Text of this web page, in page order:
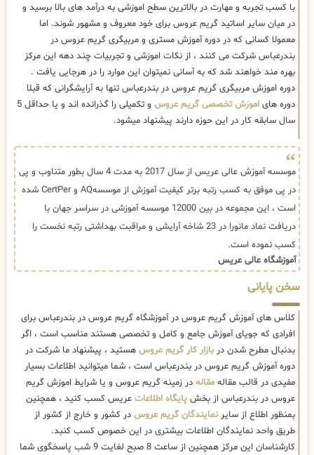
با کسب تجربه و مهارت در بالاترین سطح اموزشی به درآمد های بالا برسید و
در میان سایر اساتید گریم عروس برای خود معروف و مشهور شوند. اما
معمولا کسانی که در دوره آموزش مستری و مربیگری گریم عروس در
بندرعباس شرکت می کنند ، از نکات اموزشی و تجربیات چند دهه این مرکز
بهره مند خواهند شد که به آسانی نمیتوان این موارد را در هرجایی یافت .
دوره اموزش مربیگری گریم عروس در بندرعباس تنها به آرایشگرانی که قبلا
دوره های اموزش تخصصی گریم عروس
و تکمیلی را گذرانده اند و یا حداقل 5
سال سابقه کار در این حوزه دارند پیشنهاد میشود.
موسسه آموزش عالی عریس از سال 2017 به مدت 4 سال بطور متناوب و پی
در پی موفق به کسب رتبه برتر کیفیت آموزش از موسسهAQ و CertPer شده
است ، این مجموعه در بین 12000 موسسه آموزشی در سراسر جهان با
دریافت نماد مانورا در 23 شاخه آرایشی و مراقبت بهداشتی رتبه نخست را
کسب نموده است.
آموزشگاه عالی عریس
سخن پایانی
کلاس های آموزش گریم عروس در آموزشگاه گریم عروس در بندرعباس برای
افرادی که جویای آموزش جامع و کامل و تخصصی هستند مناسب است ، اگر
بدنبال مطرح شدن دربازار کار گریم عروس هستید ، پیشنهاد ما شرکت در
دوره آموزش گریم عروس در بندرعباس است ، شما میتوانید اطلاعات بسیار
مفیدی در قالب مقاله مقاله در زمینه گریم عروس و یا شرایط اموزش گریم
عروس در بندرعباس از بخش پایگاه اطلاعات عریس کسب کنید ، همچنین
بمنظور اطلاع از سایرنمایندگان گریم عروس در کشور و خارج از کشور از
طریق واحد نمایندگان اطلاعات بیشتری در این خصوص کسب کنبد.
کارشناسان این مرکز همچنین از ساعت 8 صبح لغایت 9 شب پاسخگوی شما